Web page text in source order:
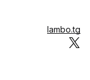
lambo.tg